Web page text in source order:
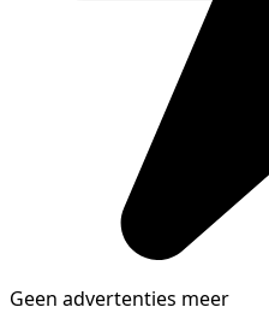
Geen advertenties meer